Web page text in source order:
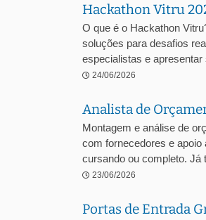
Hackathon Vitru
O que é o Hackathon
soluções para desafios
especialistas e
24/06/2026
Analista de
Montagem e análise de
com fornecedores e
cursando ou completo. Já
23/06/2026
Portas de Entrada